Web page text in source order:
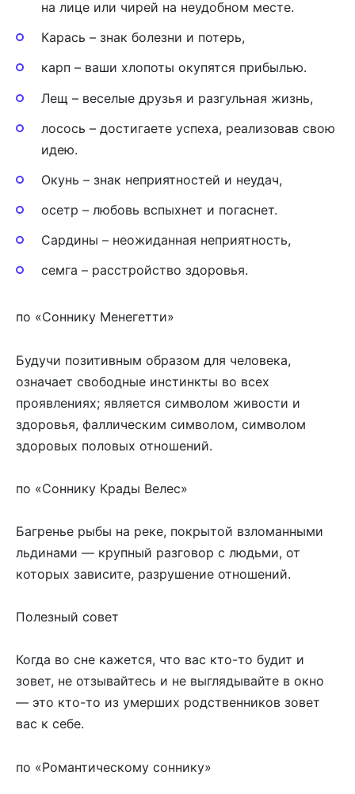
на лице или чирей на неудобном месте.
Карась – знак болезни и потерь,
карп – ваши хлопоты окупятся прибылью.
Лещ – веселые друзья и разгульная жизнь,
лосось – достигаете успеха, реализовав свою
идею.
Окунь – знак неприятностей и неудач,
осетр – любовь вспыхнет и погаснет.
Сардины – неожиданная неприятность,
семга – расстройство здоровья.
по «Cоннику Менегетти»
Будучи позитивным образом для человека,
означает свободные инстинкты во всех
проявлениях; является символом живости и
здоровья, фаллическим символом, символом
здоровых половых отношений.
по «Соннику Крады Велес»
Багренье рыбы на реке, покрытой взломанными
льдинами — крупный разговор с людьми, от
которых зависите, разрушение отношений.
Полезный совет
Когда во сне кажется, что вас кто-то будит и
зовет, не отзывайтесь и не выглядывайте в окно
— это кто-то из умерших родственников зовет
вас к себе.
по «Романтическому соннику»